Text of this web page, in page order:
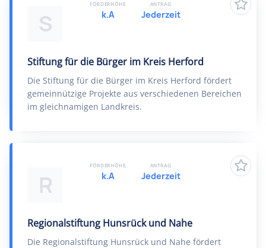
S
Stiftung für die Bürger im Kreis Herford
Die Stiftung für die Bürger im Kreis Herford fördert
gemeinnützige Projekte aus verschiedenen Bereichen
im gleichnamigen Landkreis.
FÖRDERHÖHE
k.A
ANTRAG
Jederzeit
R
Regionalstiftung Hunsrück und Nahe
Die Regionalstiftung Hunsrück und Nahe fördert
FÖRDERHÖHE
k.A
ANTRAG
Jederzeit